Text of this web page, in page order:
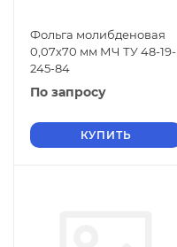
Фольга молибденовая
0,07х70 мм МЧ ТУ 48-19-
245-84
По запросу
КУПИТЬ